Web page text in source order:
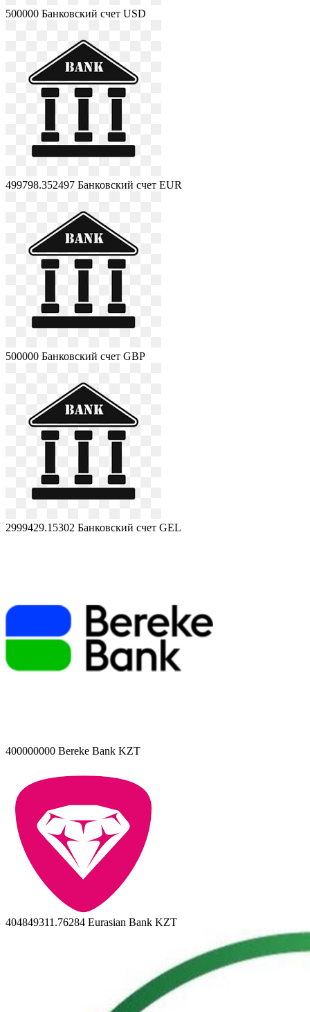
500000 Банковский счет USD
499798.352497 Банковский счет EUR
500000 Банковский счет GBP
2999429.15302 Банковский счет GEL
400000000 Bereke Bank KZT
404849311.76284 Eurasian Bank KZT